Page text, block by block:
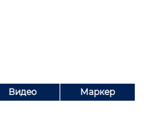
Видео Маркер